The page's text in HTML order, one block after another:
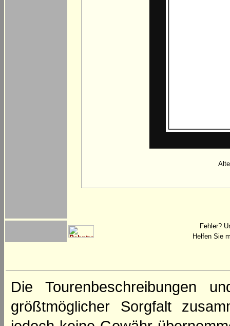
Fehler?
Helfen Sie
Die Tourenbeschreibungen
größtmöglicher Sorgfalt